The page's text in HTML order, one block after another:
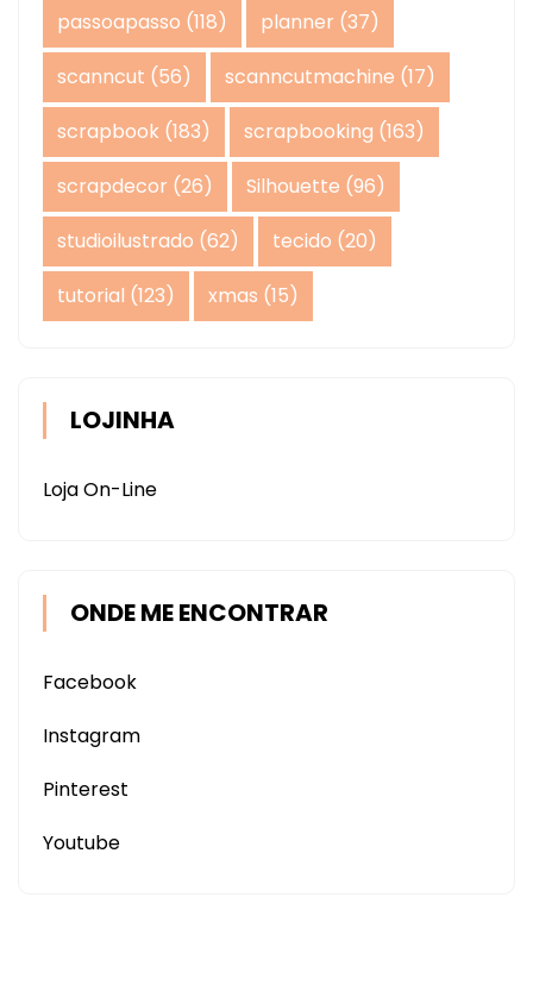
passoapasso (118) planner (37)
scanncut (56) scanncutmachine (17)
scrapbook (183) scrapbooking (163)
scrapdecor (26) Silhouette (96)
studioilustrado (62) tecido (20)
tutorial (123) xmas (15)
LOJINHA
Loja On-Line
ONDE ME ENCONTRAR
Facebook
Instagram
Pinterest
Youtube